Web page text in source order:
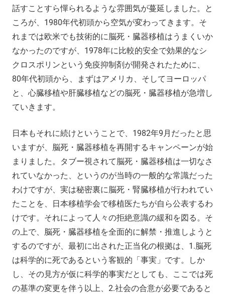
話すことすら憚られるような雰囲気が蔓延しました。と
ころが、1980年代初頭から空気が変わってきます。そ
れまでは欧米でも技術的に脳死・臓器移植はうまくいか
なかったのですが、1978年に比較的安全で効果的なシ
クロスポリンという免疫抑制剤が開発されたために、
80年代初頭から、まずはアメリカ、そしてヨーロッパ
と、心臓移植や肝臓移植などの脳死・臓器移植が急増し
ていきます。
日本もそれに続けということで、1982年9月だったと思
いますが、脳死・臓器移植を再開するキャンペーンが始
まりました。タブー視されて脳死・臓器移植は一切なさ
れていなかった、というのが当時の一般的な常識だった
わけですが、実は秘密裏に脳死・腎臓移植が行われてい
たことを、日本移植学会で移植医たちが自ら公表するわ
けです。それによって人々の拒絶意識の緩和を図る。そ
の上で、脳死・臓器移植を全面的に解禁・推進しようと
するのですが、最初に出された正当化の根拠は、1.脳死
は科学的に死であるという客観的「事実」です。しか
し、その見方が仮に科学的事実だとしても、ここでは死
の基準の変更を伴う以上、2.社会の合意が必要であると